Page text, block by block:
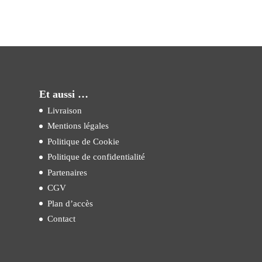
Et aussi …
Livraison
Mentions légales
Politique de Cookie
Politique de confidentialité
Partenaires
CGV
Plan d’accès
Contact